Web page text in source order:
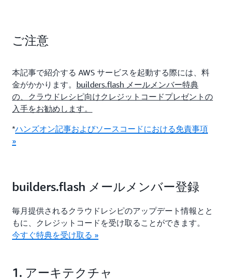
ご注意
本記事で紹介する AWS サービスを起動する際には、料
金がかかります。 builders.flash メールメンバー特典
の、クラウドレシピ向けクレジットコードプレゼントの
入手をお勧めします。
*ハンズオン記事およびソースコードにおける免責事項
»
builders.flash メールメンバー登録
毎月提供されるクラウドレシピのアップデート情報とと
もに、クレジットコードを受け取ることができます。
今すぐ特典を受け取る »
1. アーキテクチャ